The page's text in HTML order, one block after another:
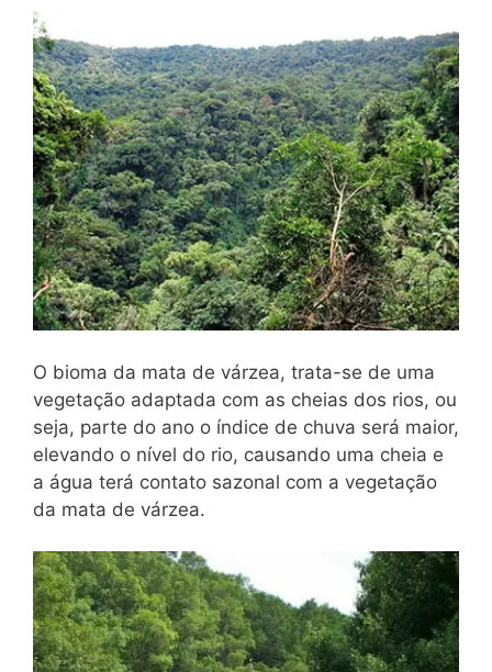
O bioma da mata de várzea, trata-se de uma
vegetação adaptada com as cheias dos rios, ou
seja, parte do ano o índice de chuva será maior,
elevando o nível do rio, causando uma cheia e
a água terá contato sazonal com a vegetação
da mata de várzea.